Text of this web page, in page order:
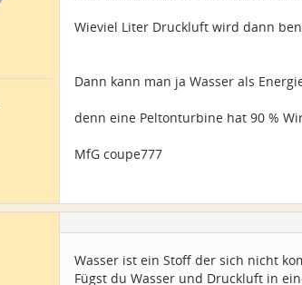
Wieviel Liter Druckluft wird dann
Dann kann man ja Wasser als
denn eine Peltonturbine hat 90 %
MfG coupe777
Wasser ist ein Stoff der sich nicht
Fügst du Wasser und Druckluft in